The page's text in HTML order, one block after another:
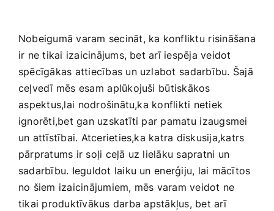
Nobeigumā varam secināt, ‍ka konfliktu ⁢risināšana
ir‍ ne‌ tikai izaicinājums, bet arī iespēja veidot
spēcīgākas attiecības un uzlabot ⁢sadarbību. Šajā
ceļvedī mēs esam ⁢aplūkojuši⁤ būtiskākos
⁢aspektus,lai ⁢nodrošinātu,ka konflikti netiek
ignorēti,bet gan uzskatīti par pamatu⁤ izaugsmei
un attīstībai. Atcerieties,ka katra diskusija,katrs
pārpratums ir soļi ‍ceļā uz lielāku sapratni‍ un
sadarbību. Ieguldot laiku un ⁢enerģiju, lai ​mācītos
no šiem izaicinājumiem, mēs varam veidot ne
tikai produktīvākus darba⁣ apstākļus, bet arī